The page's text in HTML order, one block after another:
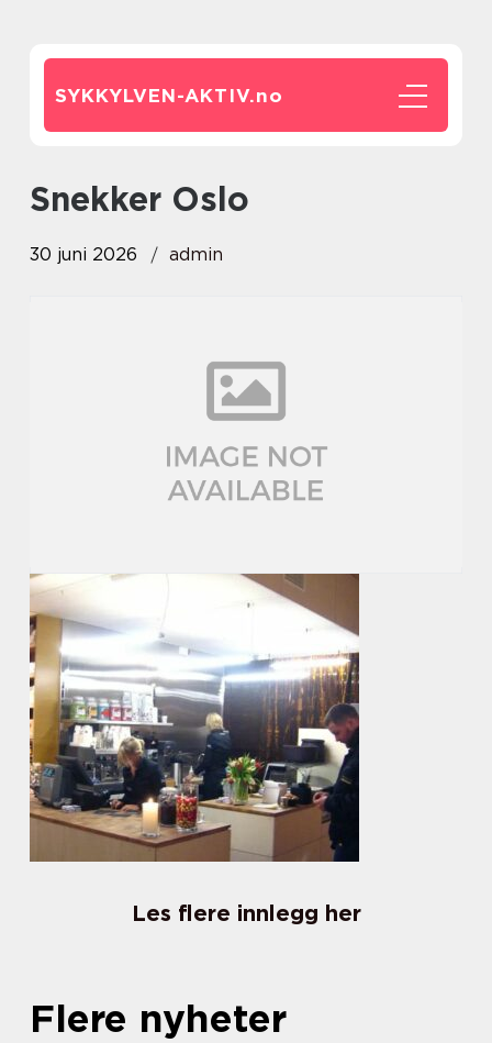
SYKKYLVEN-AKTIV.no
snekker Oslo
30 juni 2026 admin
Les flere innlegg her
Flere nyheter